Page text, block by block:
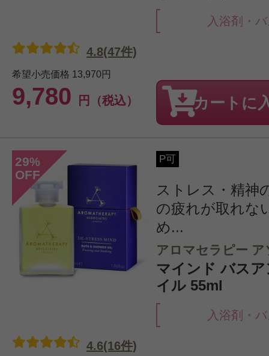
入浴剤・
希望小売価格 13,970円
9,780 円（税込）
4.8(47件)
カートに
29%
OFF
P可
ストレス・精神
の疲れが取れな
め...
アロマセラピー
マインド バス
イル 55ml
入浴剤・
4.6(16件)